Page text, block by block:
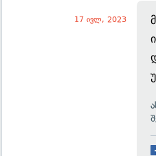
17 ივლ, 2023